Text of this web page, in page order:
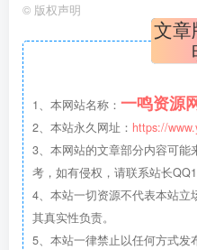
© 版权声明
文章
1、本网站名称： 一鸣资源
2、本站永久网址： https://
3、本网站的文章部分内容可能
考，如有侵权，请联系站长
4、本站一切资源不代表本站
其真实性负责。
5、本站一律禁止以任何方式